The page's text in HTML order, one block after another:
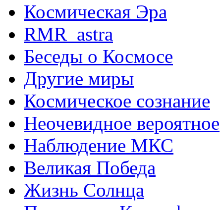
Космическая Эра
RMR_astra
Беседы о Космосе
Другие миры
Космическое сознание
Неочевидное вероятное
Наблюдение МКС
Великая Победа
Жизнь Солнца